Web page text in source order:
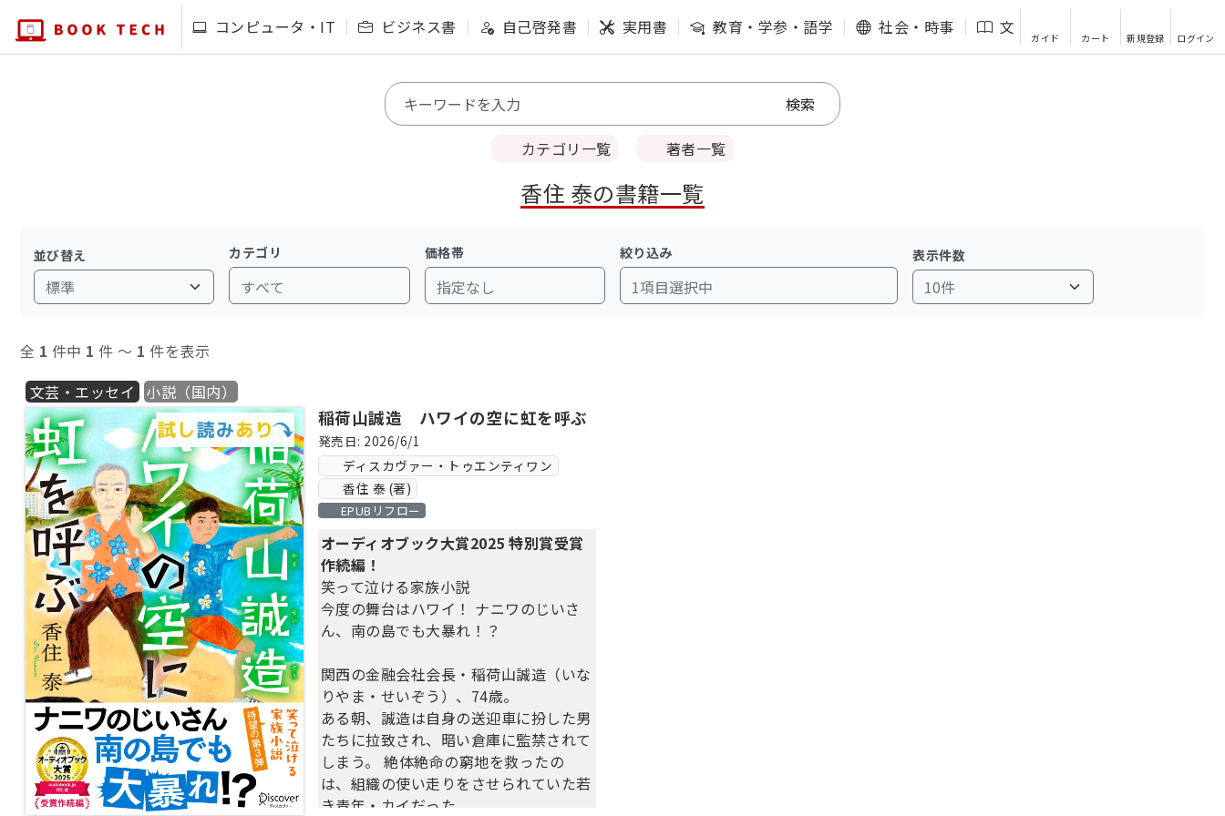
コンピュータ・IT ビジネス書 自己啓発書 実用書 教育・学参・語学 社会・時事 文芸・エッセイ
ガイド カート 新規登録 ログイン
カテゴリ一覧 著者一覧
香住 泰の書籍一覧
並び替え カテゴリ
すべて
価格帯
指定なし
絞り込み
1項目選択中
表示件数
全 1 件中 1 件 〜 1 件を表示
文芸・エッセイ
小説（国内）
稲荷山誠造 ハワイの空に虹を呼ぶ
発売日: 2026/6/1
ディスカヴァー・トゥエンティワン
香住 泰 (著)
EPUBリフロー
オーディオブック大賞2025 特別賞受賞
作続編！
笑って泣ける家族小説
今度の舞台はハワイ！ ナニワのじいさ
ん、南の島でも大暴れ！？
関西の金融会社会長・稲荷山誠造（いな
りやま・せいぞう）、74歳。
ある朝、誠造は自身の送迎車に扮した男
たちに拉致され、暗い倉庫に監禁されて
しまう。 絶体絶命の窮地を救ったの
は、組織の使い走りをさせられていた若
き青年・カイだった。